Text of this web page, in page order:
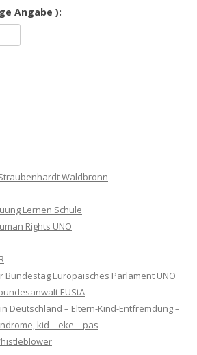
Angabe ):
Waldbronn
Lernen Schule
Rights UNO
Bundestag Europäisches Parlament UNO
EUStA
Deutschland – Eltern-Kind-Entfremdung –
kid – eke – pas